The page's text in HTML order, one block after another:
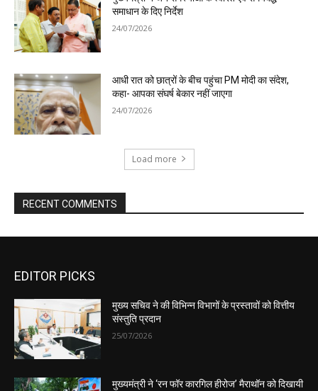
EDITOR PICKS
मुख्य सचिव ने की विभिन्न विभागों के प्रस्तावों को वित्तीय
संस्तुति प्रदान
25/07/2026
मुख्यमंत्री ने ‘रन फॉर कारगिल हीरोज’ मैराथॉन को दिखायी